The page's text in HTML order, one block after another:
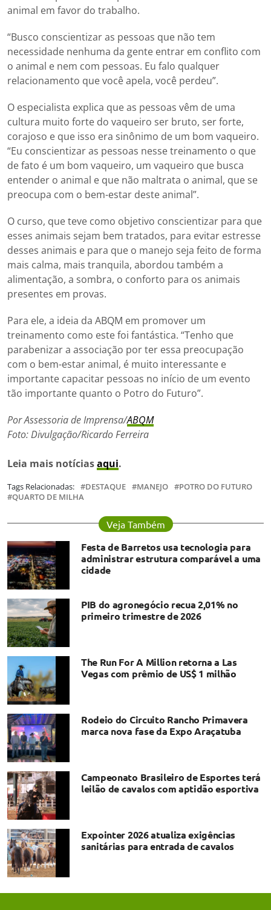
animal em favor do trabalho.
“Busco conscientizar as pessoas que não tem
necessidade nenhuma da gente entrar em conflito com
o animal e nem com pessoas. Eu falo qualquer
relacionamento que você apela, você perdeu”.
O especialista explica que as pessoas vêm de uma
cultura muito forte do vaqueiro ser bruto, ser forte,
corajoso e que isso era sinônimo de um bom vaqueiro.
“Eu conscientizar as pessoas nesse treinamento o que
de fato é um bom vaqueiro, um vaqueiro que busca
entender o animal e que não maltrata o animal, que se
preocupa com o bem-estar deste animal”.
O curso, que teve como objetivo conscientizar para que
esses animais sejam bem tratados, para evitar estresse
desses animais e para que o manejo seja feito de forma
mais calma, mais tranquila, abordou também a
alimentação, a sombra, o conforto para os animais
presentes em provas.
Para ele, a ideia da ABQM em promover um
treinamento como este foi fantástica. “Tenho que
parabenizar a associação por ter essa preocupação
com o bem-estar animal, é muito interessante e
importante capacitar pessoas no início de um evento
tão importante quanto o Potro do Futuro”.
Por Assessoria de Imprensa/ABQM
Foto: Divulgação/Ricardo Ferreira
Leia mais notíciasaqui.
Tags Relacionadas: DESTAQUE MANEJO
POTRO DO FUTURO
QUARTO DE MILHA
Veja Também
Festa de Barretos usa tecnologia para
administrar estrutura comparável a uma
cidade
PIB do agronegócio recua 2,01% no
primeiro trimestre de 2026
The Run For A Million retorna a Las
Vegas com prêmio de US$ 1 milhão
Rodeio do Circuito Rancho Primavera
marca nova fase da Expo Araçatuba
Campeonato Brasileiro de Esportes terá
leilão de cavalos com aptidão esportiva
Expointer 2026 atualiza exigências
sanitárias para entrada de cavalos